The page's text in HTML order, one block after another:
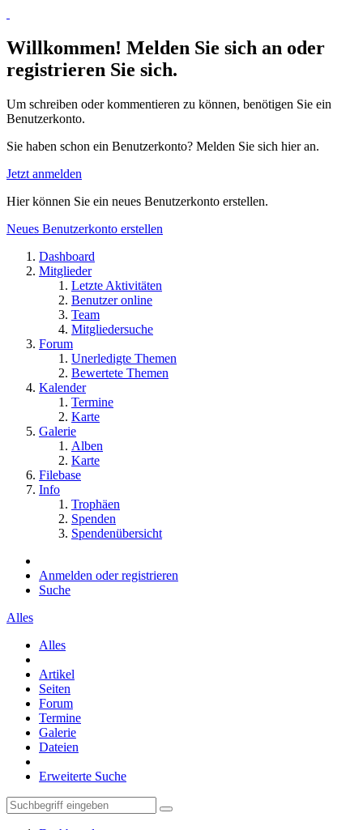
Willkommen! Melden Sie sich an oder
registrieren Sie sich.
Um schreiben oder kommentieren zu können, benötigen Sie ein
Benutzerkonto.
Sie haben schon ein Benutzerkonto? Melden Sie sich hier an.
Jetzt anmelden
Hier können Sie ein neues Benutzerkonto erstellen.
Neues Benutzerkonto erstellen
Dashboard
Mitglieder
Letzte Aktivitäten
Benutzer online
Team
Mitgliedersuche
Forum
Unerledigte Themen
Bewertete Themen
Kalender
Termine
Karte
Galerie
Alben
Karte
Filebase
Info
Trophäen
Spenden
Spendenübersicht
Anmelden oder registrieren
Suche
Alles
Alles
Artikel
Seiten
Forum
Termine
Galerie
Dateien
Erweiterte Suche